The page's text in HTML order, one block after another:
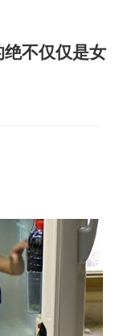
绝不仅仅是女